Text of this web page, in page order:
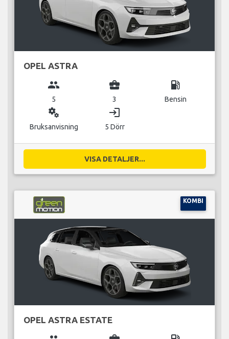
OPEL ASTRA
group
5
business_center
3
local_gas_station
Bensin
miscellaneous_services
Bruksanvisning
login
5 Dörr
VISA DETALJER...
KOMBI
OPEL ASTRA ESTATE